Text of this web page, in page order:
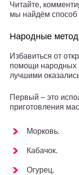
Читайте,
мы найдём способ
Народные
Избавиться от
помощи народных
лучшими
Первый – это
приготовления
Морковь.
Кабачок.
Огурец.